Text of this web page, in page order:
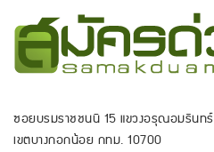
ซอยบรมราชชนนี 15 แขวงอรุณอมรินทร์
เขตบางกอกน้อย กทม. 10700